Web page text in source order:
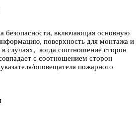
безопасности, включающая основную
поверхность для монтажа и
в случаях, когда соотношение сторон
с соотношением сторон
оповещателя пожарного